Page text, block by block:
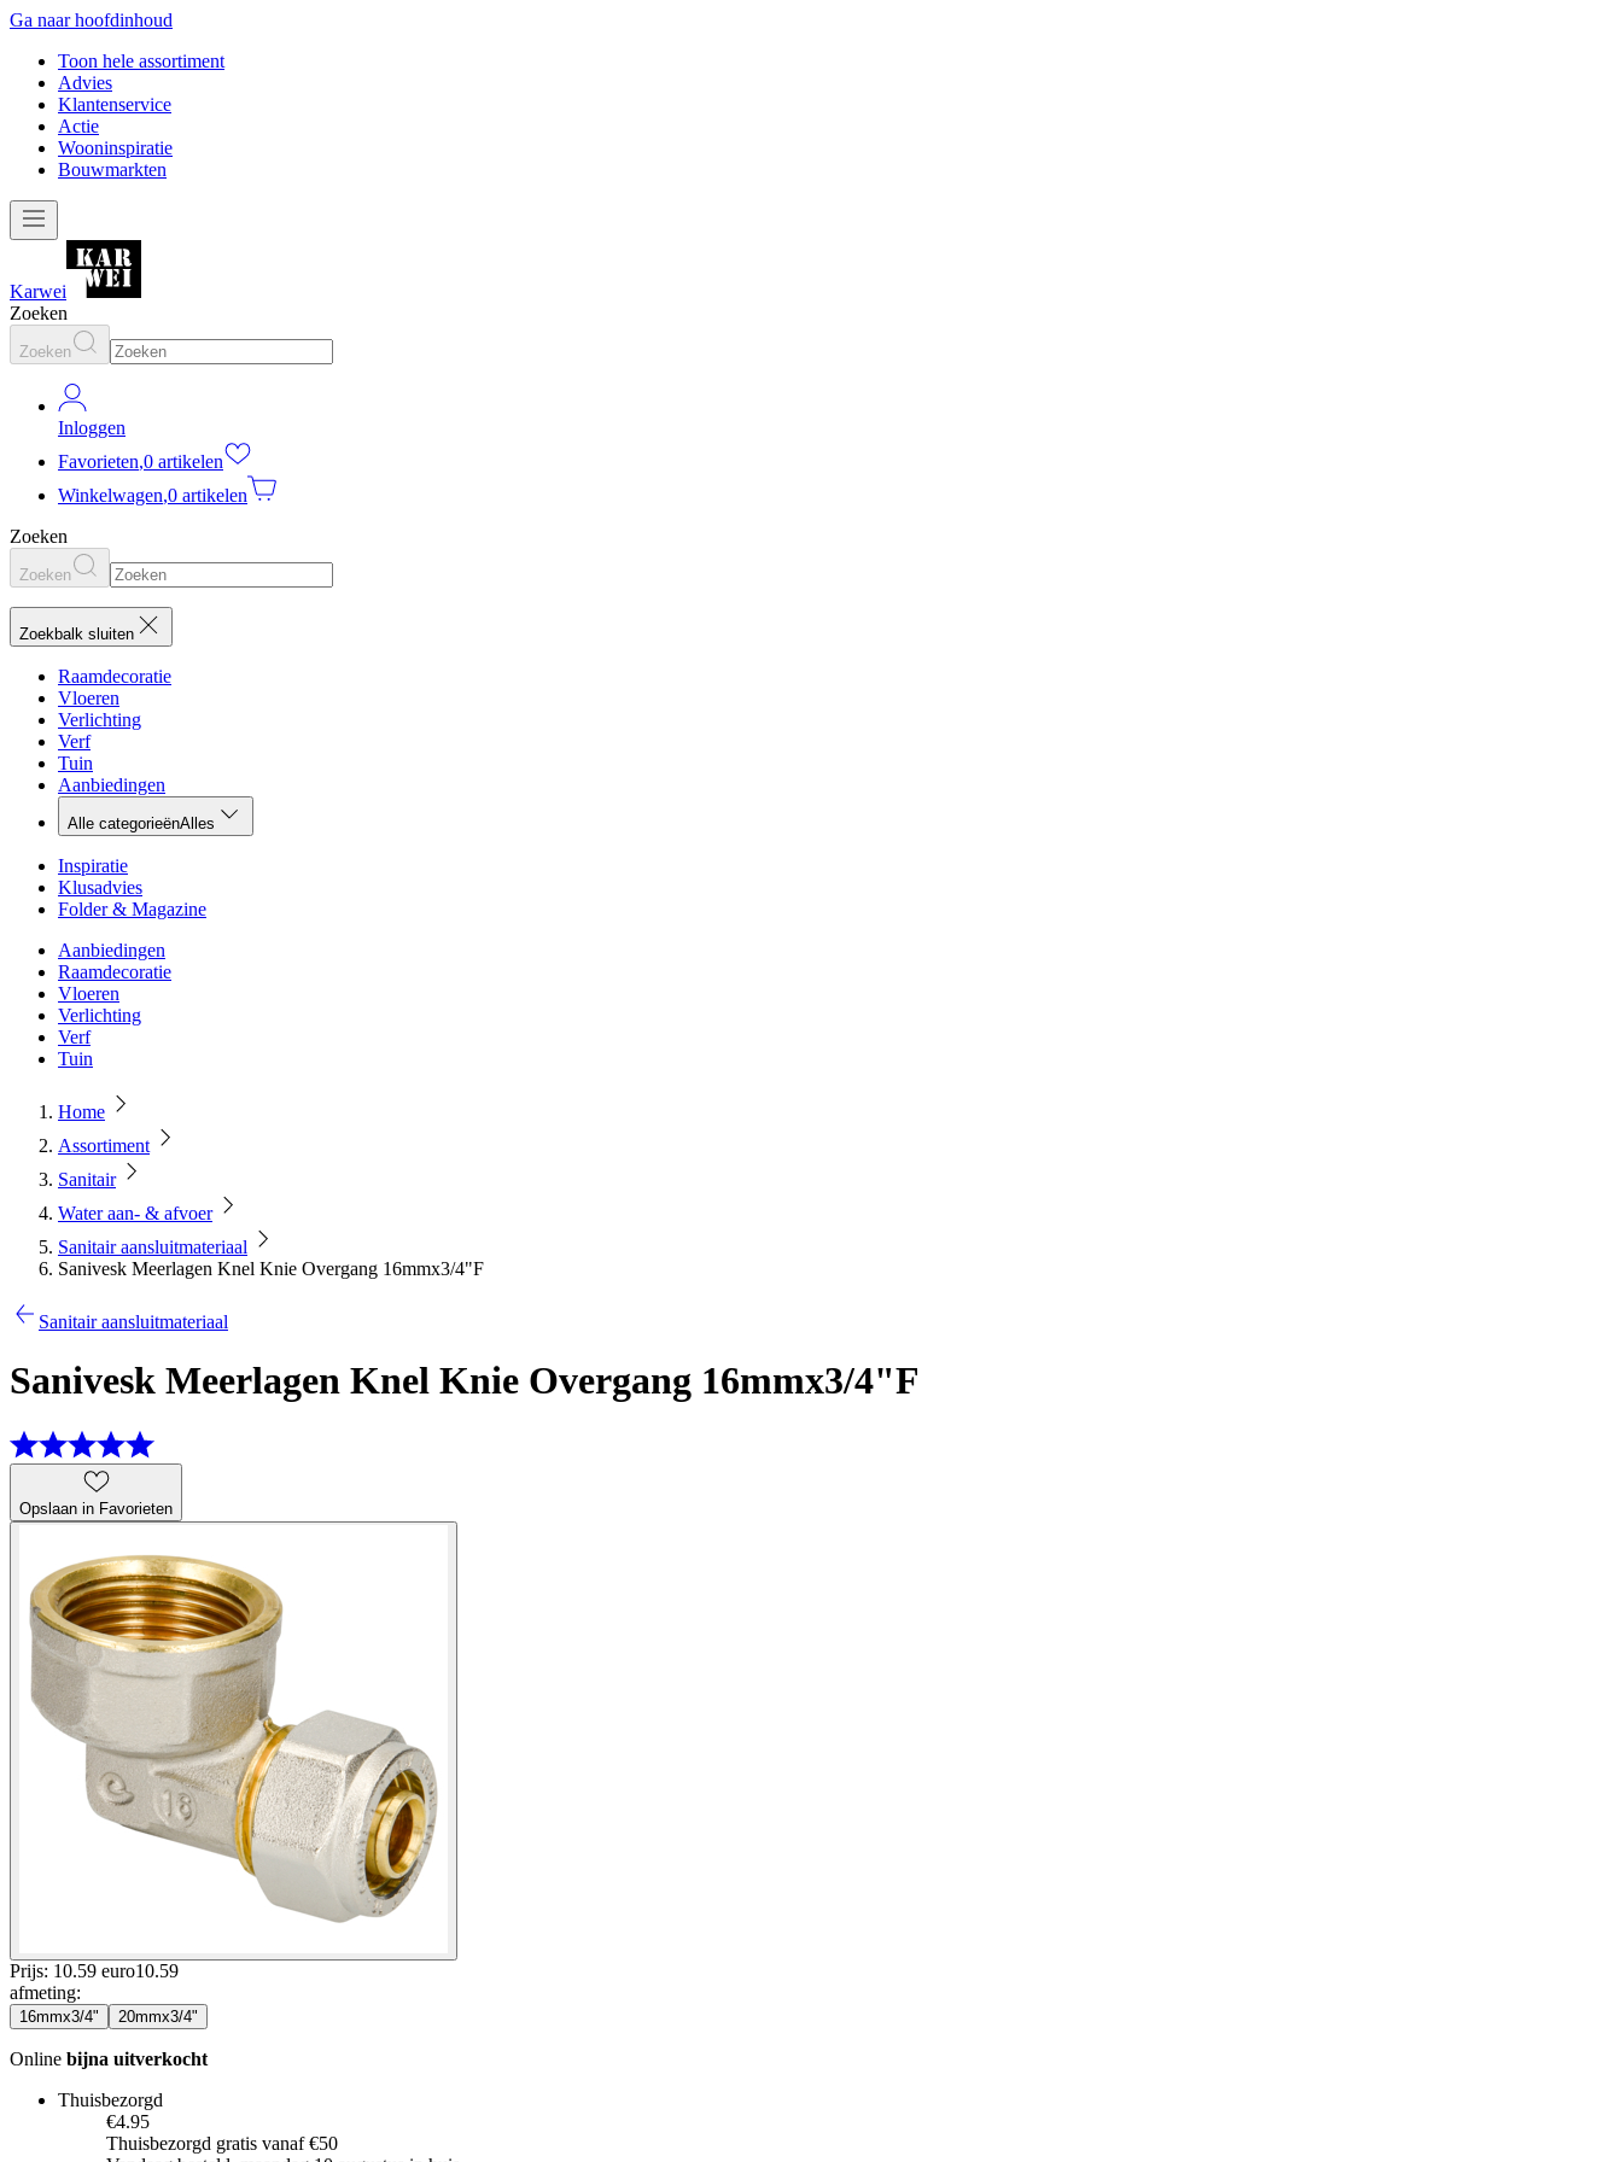
Ga naar hoofdinhoud
Toon hele assortiment
Advies
Klantenservice
Actie
Wooninspiratie
Bouwmarkten
Karwei
Zoeken
Zoeken
Inloggen
Favorieten,0 artikelen
Winkelwagen,0 artikelen
Zoeken
Zoeken
Zoekbalk sluiten
Raamdecoratie
Vloeren
Verlichting
Verf
Tuin
Aanbiedingen
Alle categorieënAlles
Inspiratie
Klusadvies
Folder & Magazine
Aanbiedingen
Raamdecoratie
Vloeren
Verlichting
Verf
Tuin
Home
Assortiment
Sanitair
Water aan- & afvoer
Sanitair aansluitmateriaal
Sanivesk Meerlagen Knel Knie Overgang 16mmx3/4"F
Sanitair aansluitmateriaal
Sanivesk Meerlagen Knel Knie Overgang 16mmx3/4"F
Opslaan in Favorieten
Prijs: 10.59 euro10.59
afmeting:
16mmx3/4" 20mmx3/4"
Online bijna uitverkocht
Thuisbezorgd
€4.95
Thuisbezorgd gratis vanaf €50